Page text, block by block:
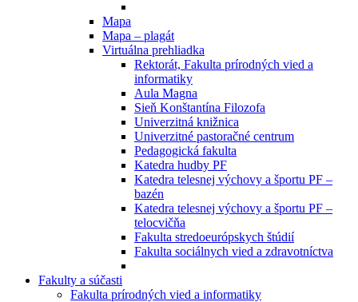
Mapa
Mapa – plagát
Virtuálna prehliadka
Rektorát, Fakulta prírodných vied a
informatiky
Aula Magna
Sieň Konštantína Filozofa
Univerzitná knižnica
Univerzitné pastoračné centrum
Pedagogická fakulta
Katedra hudby PF
Katedra telesnej výchovy a športu PF –
bazén
Katedra telesnej výchovy a športu PF –
telocvičňa
Fakulta stredoeurópskych štúdií
Fakulta sociálnych vied a zdravotníctva
Fakulty a súčasti
Fakulta prírodných vied a informatiky